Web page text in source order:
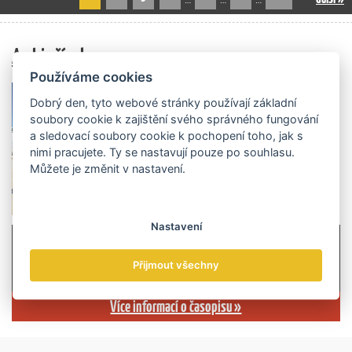
Archiv čísel
Více informací o časopisu »
Používáme cookies
Dobrý den, tyto webové stránky používají základní
soubory cookie k zajištění svého správného fungování
a sledovací soubory cookie k pochopení toho, jak s
nimi pracujete. Ty se nastavují pouze po souhlasu.
Můžete je změnit v nastavení.
Nastavení
Přijmout všechny